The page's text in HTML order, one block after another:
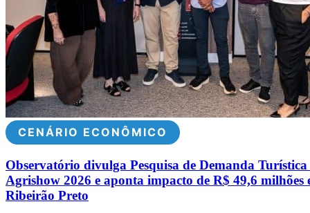
CENÁRIO ECONÔMICO
Observatório divulga Pesquisa de Demanda
Agrishow 2026 e aponta impacto de R$ 49,6 milhões
Ribeirão Preto